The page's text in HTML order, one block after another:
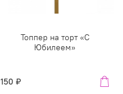
Топпер на торт «С
Юбилеем»
150 ₽